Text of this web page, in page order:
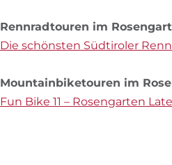
Rennradtouren im
Die schönsten Südtiroler
Mountainbiketouren im
Fun Bike 11 – Rosengarten